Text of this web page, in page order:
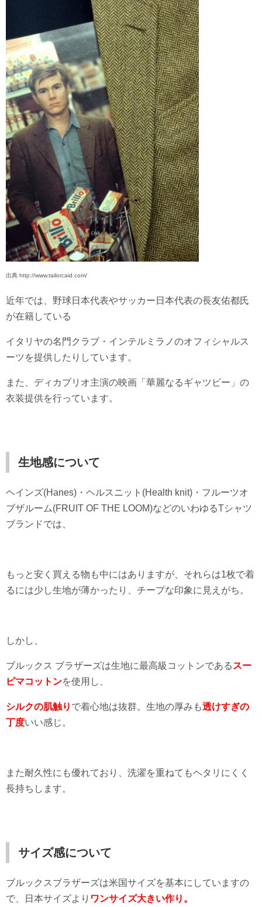
出典 http://www.tailorcaid.com/
近年では、野球日本代表やサッカー日本代表の長友佑都氏
が在籍している
イタリヤの名門クラブ・インテルミラノのオフィシャルス
ーツを提供したりしています。
また、ディカプリオ主演の映画「華麗なるギャツビー」の
衣装提供を行っています。
生地感について
ヘインズ(Hanes)・ヘルスニット(Health knit)・フルーツオ
ブザルーム(FRUIT OF THE LOOM)などのいわゆるTシャツ
ブランドでは、
もっと安く買える物も中にはありますが、それらは1枚で着
るには少し生地が薄かったり、チープな印象に見えがち。
しかし、
ブルックス ブラザーズは生地に最高級コットンである スー
ピマコットンを使用し、
シルクの肌触り で着心地は抜群。生地の厚みも透けすぎの
丁度いい感じ。
また耐久性にも優れており、洗濯を重ねてもヘタリにくく
長持ちします。
サイズ感について
ブルックスブラザーズは米国サイズを基本にしていますの
で、日本サイズより ワンサイズ大きい作り。